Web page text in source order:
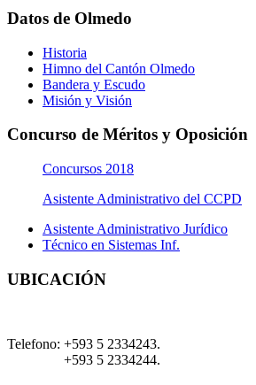
Datos de Olmedo
Historia
Himno del Cantón Olmedo
Bandera y Escudo
Misión y Visión
Concurso de Méritos y Oposición
Concursos 2018
Asistente Administrativo del CCPD
Asistente Administrativo Jurídico
Técnico en Sistemas Inf.
UBICACIÓN
Telefono: +593 5 2334243.
+593 5 2334244.